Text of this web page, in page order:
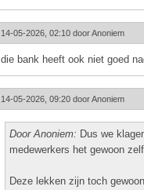
14-05-2026, 02:10 doorAnoniem
die bank heeft ook niet goed
14-05-2026, 09:20 doorAnoniem
Door Anoniem: Dus we
medewerkers het gewoon
Deze lekken zijn toch